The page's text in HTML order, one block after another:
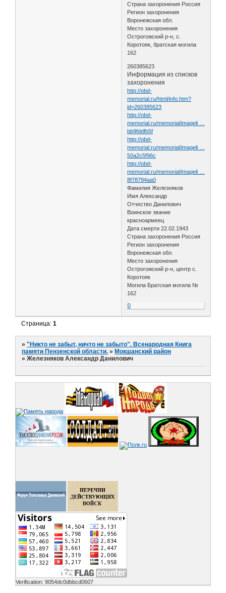
Страна захоронения Россия
Регион захоронения
Воронежская обл.
Место захоронения
Острогожский р-н, с.
Коротояк, братская могила
162
260385623
Информация из списков
захоронения
http://obd-
memorial.ru/html/info.htm?
id=260385623
http://obd-
memorial.ru/memorial/imageli …
bb9fddfb5f
http://obd-
memorial.ru/memorial/imageli …
50a2c5f96c
http://obd-
memorial.ru/memorial/imageli …
8f78794aa0
Фамилия Железняков
Имя Александр
Отчество Данилович
Воинское звание
красноармеец
Дата смерти 22.02.1943
Страна захоронения Россия
Регион захоронения
Воронежская обл.
Место захоронения
Острогожский р-н, центр с.
Коротояк
Могила Братская могила №
162
0
Страница:1
»"Никто не забыт, ничто не забыто". Всенародная Книга
памяти Пензенской области. » Мокшанский район
»Железняков Александр Данилович
Verification: 9054dc0dbbcd0607